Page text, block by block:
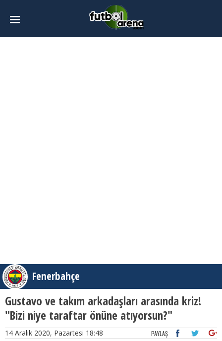
Fenerbahçe
Gustavo ve takım arkadaşları arasında kriz!
"Bizi niye taraftar önüne atıyorsun?"
14 Aralık 2020, Pazartesi 18:48 PAYLAŞ